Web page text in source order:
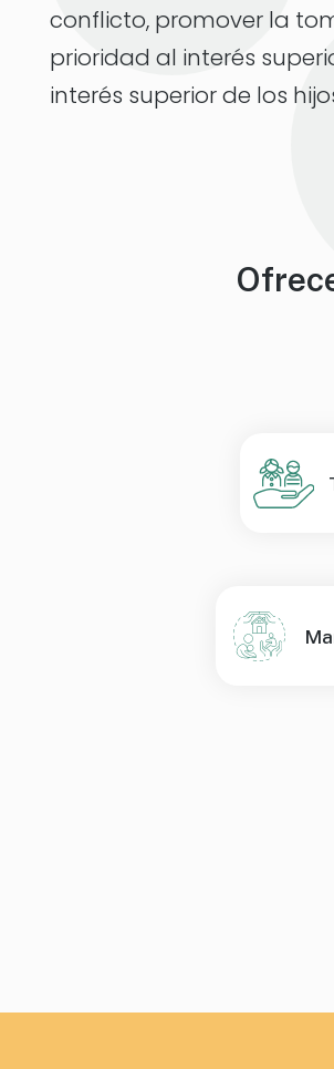
conflicto, promover la
prioridad al interés
interés superior de los